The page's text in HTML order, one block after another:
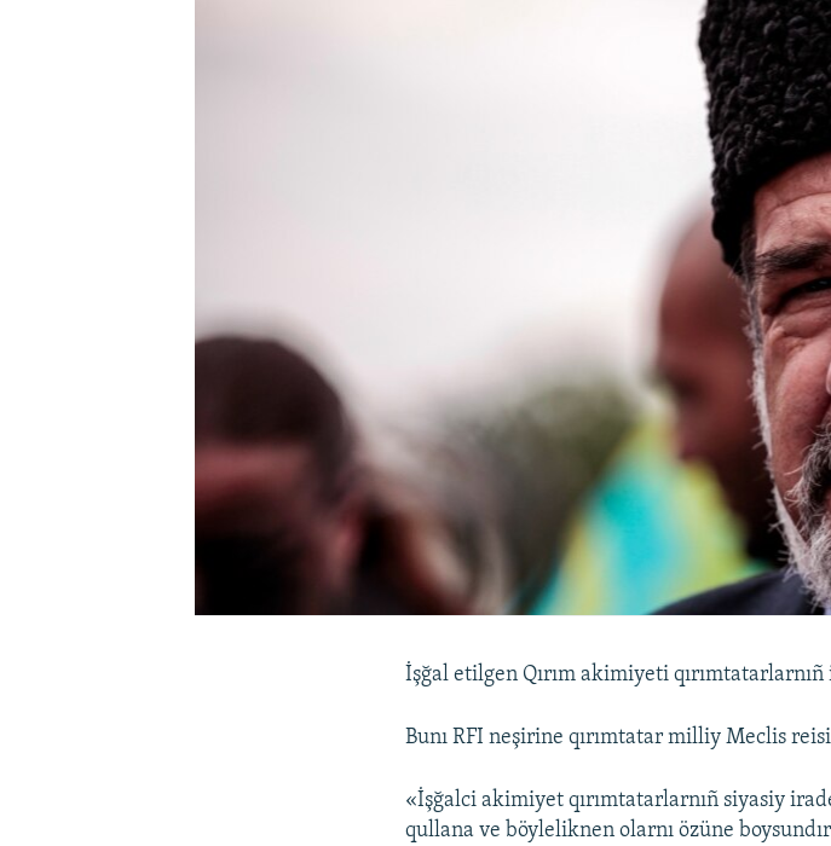
İşğal etilgen Qırım akimiyeti qırımtatarlarnıñ
Bunı RFI neşirine qırımtatar milliy Meclis
«İşğalci akimiyet qırımtatarlarnıñ siyasiy
qullana ve böyleliknen olarnı özüne